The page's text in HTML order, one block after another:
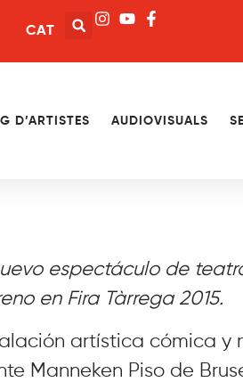
CAT
D’ARTISTES AUDIOVISUALS
espectáculo de
en Fira Tàrrega 2015.
artística cómica y
Manneken Piso de